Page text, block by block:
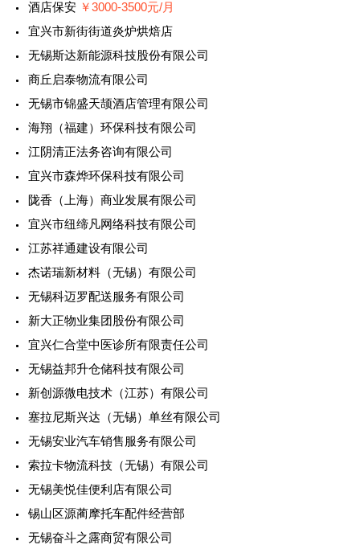
酒店保安 ￥3000-3500元/月
宜兴市新街街道炎炉烘焙店
无锡斯达新能源科技股份有限公司
商丘启泰物流有限公司
无锡市锦盛天颉酒店管理有限公司
海翔（福建）环保科技有限公司
江阴清正法务咨询有限公司
宜兴市森烨环保科技有限公司
陇香（上海）商业发展有限公司
宜兴市纽缔凡网络科技有限公司
江苏祥通建设有限公司
杰诺瑞新材料（无锡）有限公司
无锡科迈罗配送服务有限公司
新大正物业集团股份有限公司
宜兴仁合堂中医诊所有限责任公司
无锡益邦升仓储科技有限公司
新创源微电技术（江苏）有限公司
塞拉尼斯兴达（无锡）单丝有限公司
无锡安业汽车销售服务有限公司
索拉卡物流科技（无锡）有限公司
无锡美悦佳便利店有限公司
锡山区源蔺摩托车配件经营部
无锡奋斗之露商贸有限公司